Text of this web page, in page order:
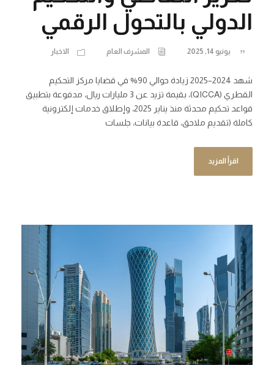
الدولي بالتحول الرقمي
يونيو 14, 2025 المشرف العام الاخبار
شهد 2024–2025 زيادة حوالي 90% في قضايا مركز التحكيم
القطري (QICCA)، بقيمة تزيد عن 3 مليارات ريال، مدفوعة بتطبيق
قواعد تحكيم محدثة منذ يناير 2025، وإطلاق خدمات إلكترونية
كاملة (تقديم ملاحق، قاعدة بيانات، جلسات
اقرأ المزيد